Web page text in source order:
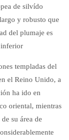
de silvído
y robusto que
del plumaje es
inferior
templadas del
el Reino Unido, a
ha ido en
oriental, mientras
su área de